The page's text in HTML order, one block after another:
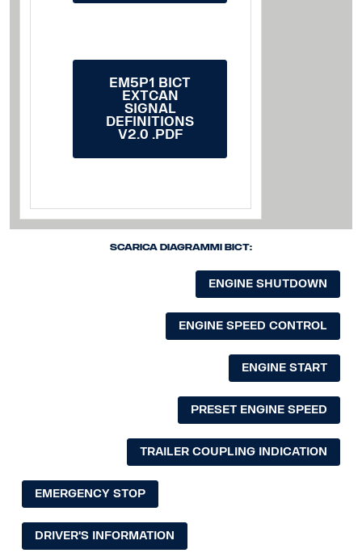
EM5P1 BICT
EXTCAN
SIGNAL
DEFINITIONS
V2.0 .PDF
Scarica Diagrammi BICT:
ENGINE SHUTDOWN
ENGINE SPEED CONTROL
ENGINE START
PRESET ENGINE SPEED
TRAILER COUPLING INDICATION
EMERGENCY STOP
DRIVER'S INFORMATION